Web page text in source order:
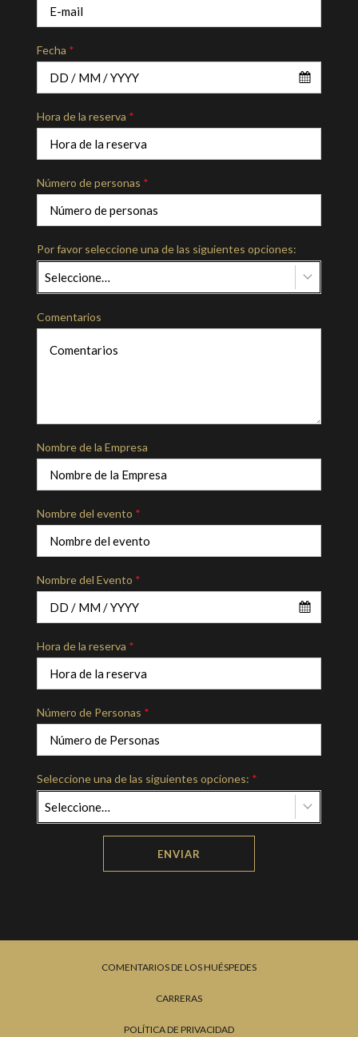
Fecha *
Hora de la reserva *
Número de personas *
Por favor seleccione una de las siguientes opciones:
Seleccione…
Comentarios
Nombre de la Empresa
Nombre del evento *
Nombre del Evento *
Hora de la reserva *
Número de Personas *
Seleccione una de las siguientes opciones: *
Seleccione…
ENVIAR
COMENTARIOS DE LOS HUÉSPEDES
CARRERAS
POLÍTICA DE PRIVACIDAD